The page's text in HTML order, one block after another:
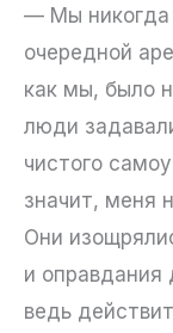
— Мы никогда
очередной
как мы, было
люди
чистого
значит, меня
Они
и
ведь